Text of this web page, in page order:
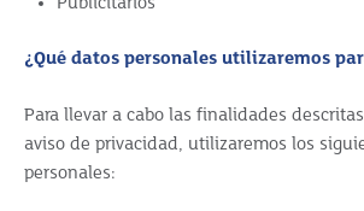
¿Qué datos personales utilizaremos
Para llevar a cabo las finalidades
aviso de privacidad, utilizaremos los
personales: